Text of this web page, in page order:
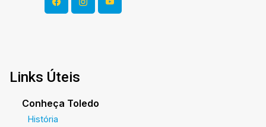
Links Úteis
Conheça Toledo
História